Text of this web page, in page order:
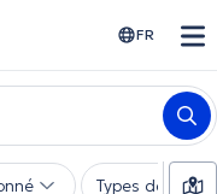
FR
Types de